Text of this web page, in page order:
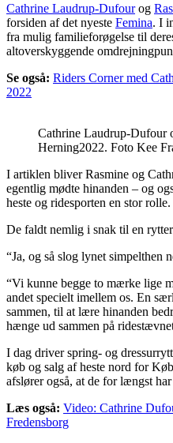
Cathrine Laudrup-Dufourog
forsiden af det nyeste Femina. I
fra mulig familieforøgelse til
altoverskyggende
Se også: Riders Corner med
2022
Cathrine Laudrup-Dufour
Herning2022. Foto Kee
I artiklen bliver Rasmine og
egentlig mødte hinanden – og
heste og ridesporten en stor rolle.
De faldt nemlig i snak til en
“Ja, og så slog lynet simpelthen
“Vi kunne begge to mærke lige
andet specielt imellem os. En
sammen, til at lære hinanden
hænge ud sammen på
I dag driver spring- og
køb og salg af heste nord for
afslører også, at de for længst
Læs også: Video: Cathrine
Fredensborg